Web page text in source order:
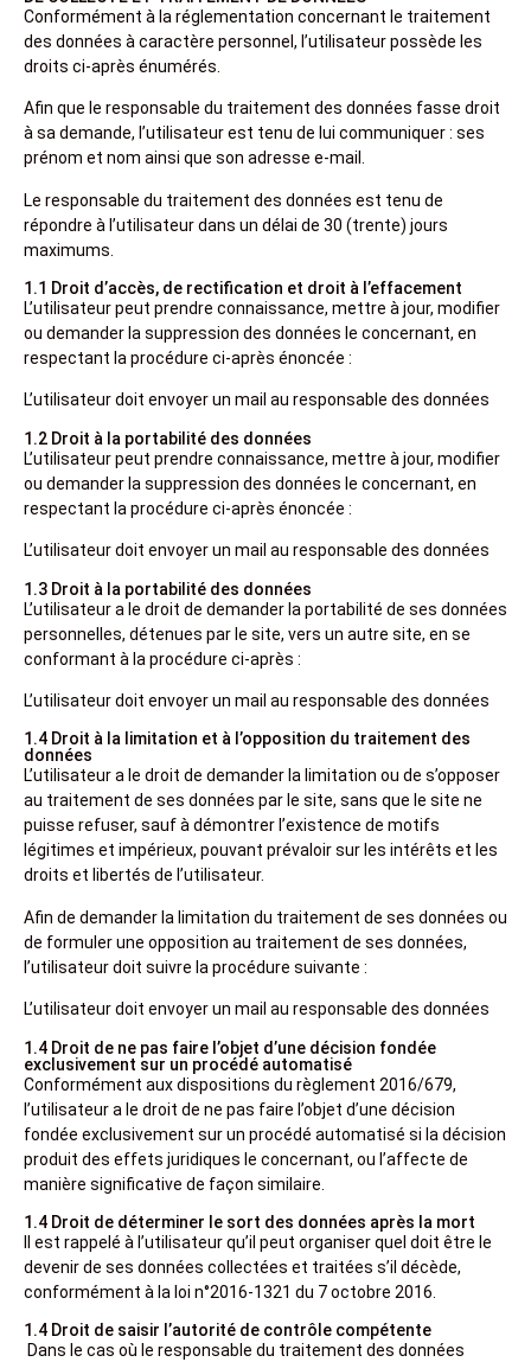
Conformément à la réglementation concernant le traitement
des données à caractère personnel, l’utilisateur possède les
droits ci-après énumérés.
Afin que le responsable du traitement des données fasse droit
à sa demande, l’utilisateur est tenu de lui communiquer : ses
prénom et nom ainsi que son adresse e-mail.
Le responsable du traitement des données est tenu de
répondre à l’utilisateur dans un délai de 30 (trente) jours
maximums.
1.1 Droit d’accès, de rectification et droit à l’effacement
L’utilisateur peut prendre connaissance, mettre à jour, modifier
ou demander la suppression des données le concernant, en
respectant la procédure ci-après énoncée :
L’utilisateur doit envoyer un mail au responsable des données
1.2 Droit à la portabilité des données
L’utilisateur peut prendre connaissance, mettre à jour, modifier
ou demander la suppression des données le concernant, en
respectant la procédure ci-après énoncée :
L’utilisateur doit envoyer un mail au responsable des données
1.3 Droit à la portabilité des données
L’utilisateur a le droit de demander la portabilité de ses données
personnelles, détenues par le site, vers un autre site, en se
conformant à la procédure ci-après :
L’utilisateur doit envoyer un mail au responsable des données
1.4 Droit à la limitation et à l’opposition du traitement des
données
L’utilisateur a le droit de demander la limitation ou de s’opposer
au traitement de ses données par le site, sans que le site ne
puisse refuser, sauf à démontrer l’existence de motifs
légitimes et impérieux, pouvant prévaloir sur les intérêts et les
droits et libertés de l’utilisateur.
Afin de demander la limitation du traitement de ses données ou
de formuler une opposition au traitement de ses données,
l’utilisateur doit suivre la procédure suivante :
L’utilisateur doit envoyer un mail au responsable des données
1.4 Droit de ne pas faire l’objet d’une décision fondée
exclusivement sur un procédé automatisé
Conformément aux dispositions du règlement 2016/679,
l’utilisateur a le droit de ne pas faire l’objet d’une décision
fondée exclusivement sur un procédé automatisé si la décision
produit des effets juridiques le concernant, ou l’affecte de
manière significative de façon similaire.
1.4 Droit de déterminer le sort des données après la mort
Il est rappelé à l’utilisateur qu’il peut organiser quel doit être le
devenir de ses données collectées et traitées s’il décède,
conformément à la loi n°2016-1321 du 7 octobre 2016.
1.4 Droit de saisir l’autorité de contrôle compétente
Dans le cas où le responsable du traitement des données